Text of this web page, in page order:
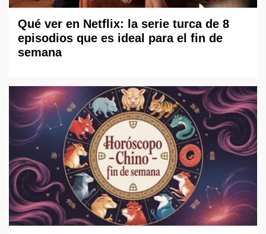
Qué ver en Netflix: la serie turca de 8
episodios que es ideal para el fin de
semana